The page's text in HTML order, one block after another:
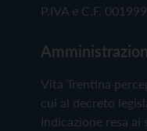
P.IVA e C.F.
Vita Trentina
cui al decreto
Indicazione resa ai